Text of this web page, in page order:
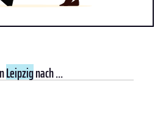
Leipzignach ...